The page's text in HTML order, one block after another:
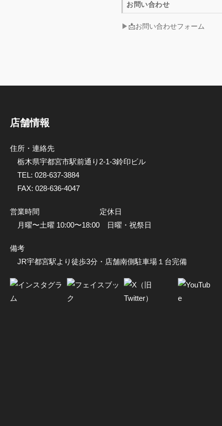
お問い合わせ
📩お問い合わせフォーム
店舗情報
住所・連絡先
栃木県宇都宮市駅前通り2-1-3鈴印ビル
TEL: 028-637-3884
FAX: 028-636-4047
営業時間
月曜〜土曜 10:00〜18:00
定休日
日曜・祝祭日
備考
JR宇都宮駅より徒歩3分・店舗南側駐車場１台完備